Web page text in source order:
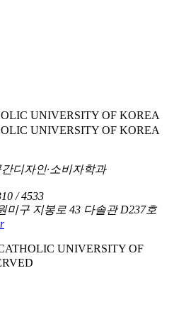
디자인·소비자학과
/ 4533
미구 지봉로 43 다솔관 D237호
UNIVERSITY OF